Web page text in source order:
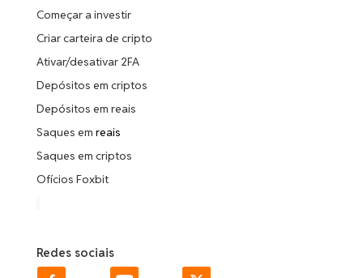
Começar a investir
Criar carteira de cripto
Ativar/desativar 2FA
Depósitos em criptos
Depósitos em reais
Saques em reais
Saques em criptos
Ofícios Foxbit
Redes sociais